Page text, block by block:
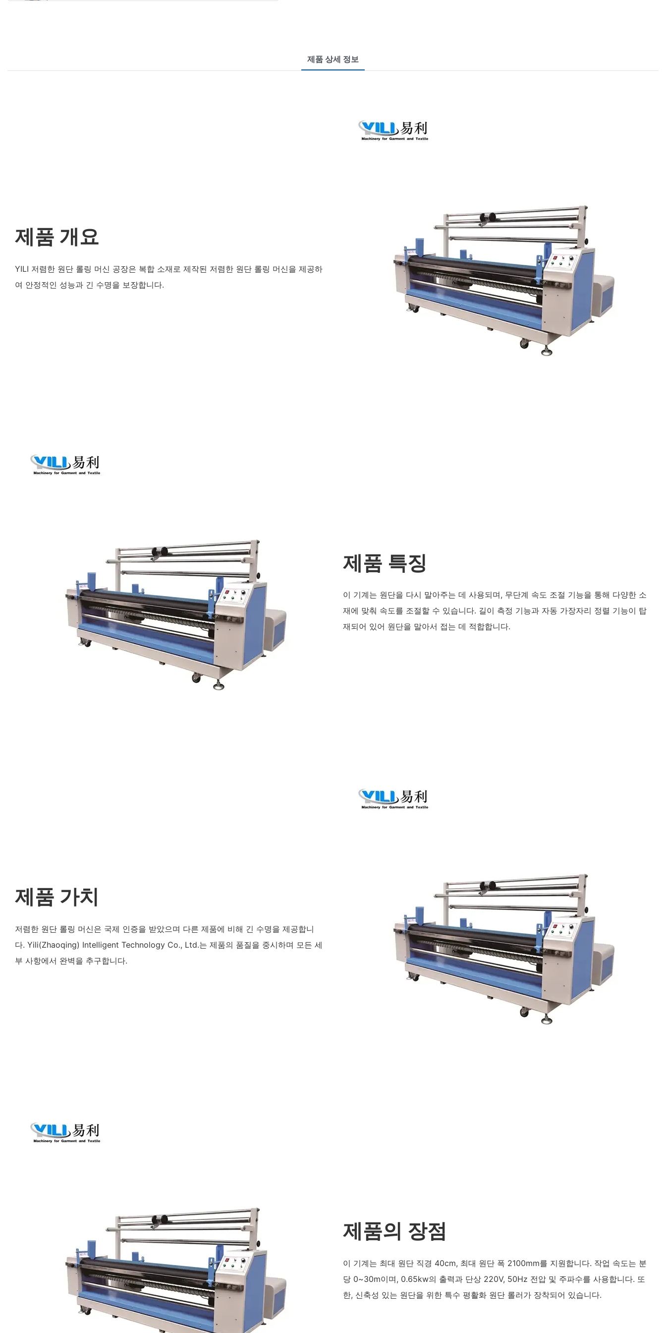
제품 상세 정보
제품 개요
YILI 저렴한 원단 롤링 머신 공장은 복합 소재로 제작된 저렴한 원단 롤링 머신을 제공하
여 안정적인 성능과 긴 수명을 보장합니다.
제품 특징
이 기계는 원단을 다시 말아주는 데 사용되며, 무단계 속도 조절 기능을 통해 다양한 소
재에 맞춰 속도를 조절할 수 있습니다. 길이 측정 기능과 자동 가장자리 정렬 기능이 탑
재되어 있어 원단을 말아서 접는 데 적합합니다.
제품 가치
저렴한 원단 롤링 머신은 국제 인증을 받았으며 다른 제품에 비해 긴 수명을 제공합니
다. Yili(Zhaoqing) Intelligent Technology Co., Ltd.는 제품의 품질을 중시하며 모든 세
부 사항에서 완벽을 추구합니다.
제품의 장점
이 기계는 최대 원단 직경 40cm, 최대 원단 폭 2100mm를 지원합니다. 작업 속도는 분
당 0~30m이며, 0.65kw의 출력과 단상 220V, 50Hz 전압 및 주파수를 사용합니다. 또
한, 신축성 있는 원단을 위한 특수 평활화 원단 롤러가 장착되어 있습니다.